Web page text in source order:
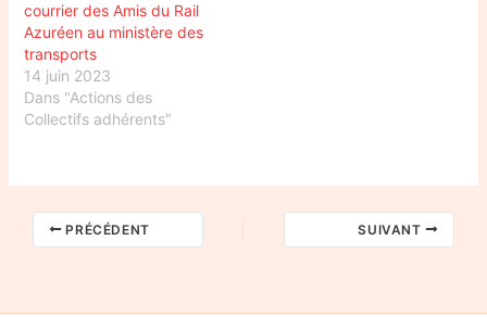
courrier des Amis du Rail
Azuréen au ministère des
transports
14 juin 2023
Dans "Actions des
Collectifs adhérents"
PRÉCÉDENT SUIVANT